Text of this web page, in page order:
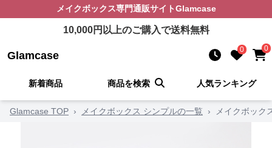
メイクボックス専門通販サイトGlamcase
10,000円以上のご購入で送料無料
Glamcase 0 0
新着商品 商品を検索 人気ランキング
Glamcase TOP › メイクボックス シンプルの一覧 › メイクボック